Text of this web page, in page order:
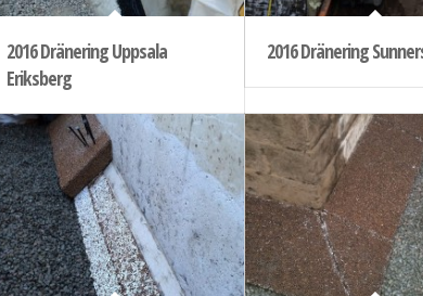
2016 Dränering Uppsala
Eriksberg
2016 Dränering